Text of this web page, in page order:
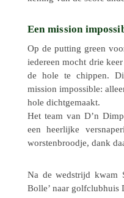
Een mission
Op de putting green
ieder­een mocht drie
de hole te chippen.
mission impos­si­ble:
hole dichtgemaakt.
Het team van D’n
een heer­lijke
worsten­broodje, dank
Na de wedstrijd kwam
Bolle’ naar golf­club­huis